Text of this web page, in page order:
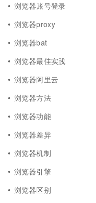
浏览器账号登录
浏览器proxy
浏览器bat
浏览器最佳实践
浏览器阿里云
浏览器方法
浏览器功能
浏览器差异
浏览器机制
浏览器引擎
浏览器区别